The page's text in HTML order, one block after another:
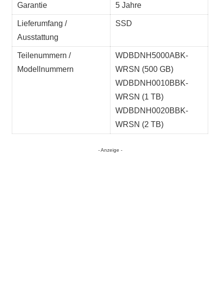
Garantie 5 Jahre
Lieferumfang /
Ausstattung
SSD
Teilenummern /
Modellnummern
WDBDNH5000ABK-
WRSN (500 GB)
WDBDNH0010BBK-
WRSN (1 TB)
WDBDNH0020BBK-
WRSN (2 TB)
- Anzeige -